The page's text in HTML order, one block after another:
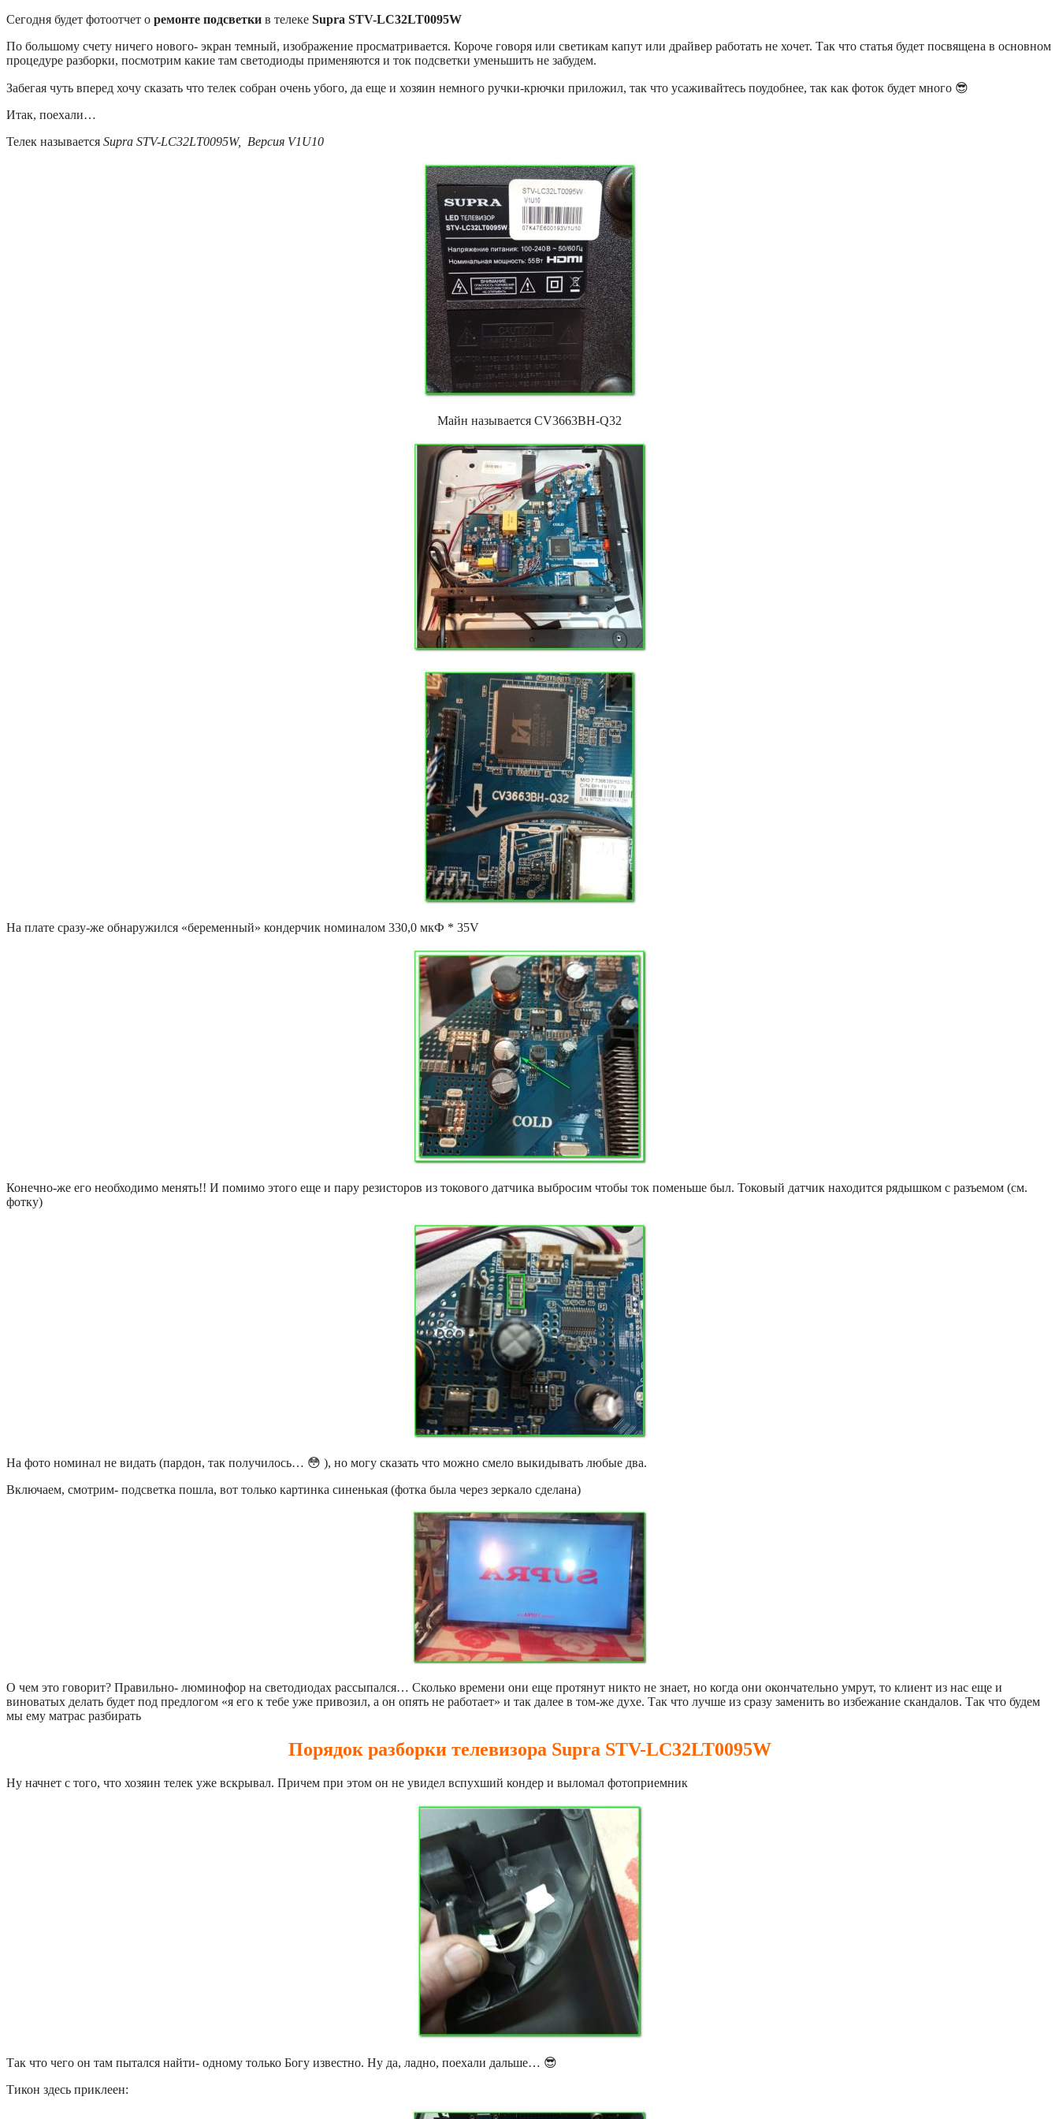
Сегодня будет фотоотчет о ремонте подсветки в телеке Supra STV-LC32LT0095W
По большому счету ничего нового- экран темный, изображение просматривается. Короче говоря или светикам капут или драйвер работать не хочет. Так что статья будет посвящена в основном
процедуре разборки, посмотрим какие там светодиоды применяются и ток подсветки уменьшить не забудем.
Забегая чуть вперед хочу сказать что телек собран очень убого, да еще и хозяин немного ручки-крючки приложил, так что усаживайтесь поудобнее, так как фоток будет много 😎
Итак, поехали…
Телек называется Supra STV-LC32LT0095W, Версия V1U10
Майн называется CV3663BH-Q32
На плате сразу-же обнаружился «беременный» кондерчик номиналом 330,0 мкФ * 35V
Конечно-же его необходимо менять!! И помимо этого еще и пару резисторов из токового датчика выбросим чтобы ток поменьше был. Токовый датчик находится рядышком с разъемом (см.
фотку)
На фото номинал не видать (пардон, так получилось… 😳 ), но могу сказать что можно смело выкидывать любые два.
Включаем, смотрим- подсветка пошла, вот только картинка синенькая (фотка была через зеркало сделана)
О чем это говорит? Правильно- люминофор на светодиодах рассыпался… Сколько времени они еще протянут никто не знает, но когда они окончательно умрут, то клиент из нас еще и
виноватых делать будет под предлогом «я его к тебе уже привозил, а он опять не работает» и так далее в том-же духе. Так что лучше из сразу заменить во избежание скандалов. Так что будем
мы ему матрас разбирать
Порядок разборки телевизора Supra STV-LC32LT0095W
Ну начнет с того, что хозяин телек уже вскрывал. Причем при этом он не увидел вспухший кондер и выломал фотоприемник
Так что чего он там пытался найти- одному только Богу известно. Ну да, ладно, поехали дальше… 😎
Тикон здесь приклеен: